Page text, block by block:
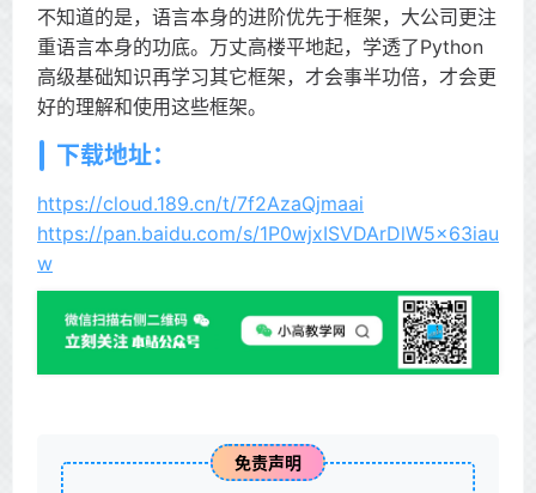
不知道的是，语言本身的进阶优先于框架，大公司更注
重语言本身的功底。万丈高楼平地起，学透了Python
高级基础知识再学习其它框架，才会事半功倍，才会更
好的理解和使用这些框架。
下载地址：
https://cloud.189.cn/t/7f2AzaQjmaai
https://pan.baidu.com/s/1P0wjxISVDArDlW5x63iau
w
免责声明